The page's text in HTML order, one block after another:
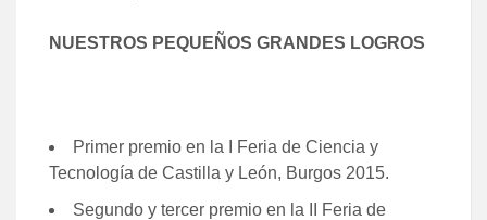
NUESTROS PEQUEÑOS GRANDES LOGROS
Primer premio en la I Feria de Ciencia y
Tecnología de Castilla y León, Burgos 2015.
Segundo y tercer premio en la II Feria de